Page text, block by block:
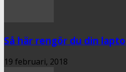
Så här rengör du din
19 februari, 2018